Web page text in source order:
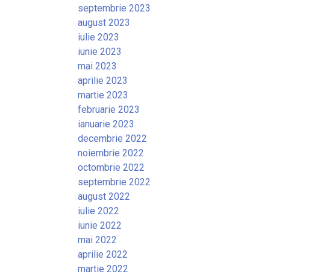
septembrie 2023
august 2023
iulie 2023
iunie 2023
mai 2023
aprilie 2023
martie 2023
februarie 2023
ianuarie 2023
decembrie 2022
noiembrie 2022
octombrie 2022
septembrie 2022
august 2022
iulie 2022
iunie 2022
mai 2022
aprilie 2022
martie 2022